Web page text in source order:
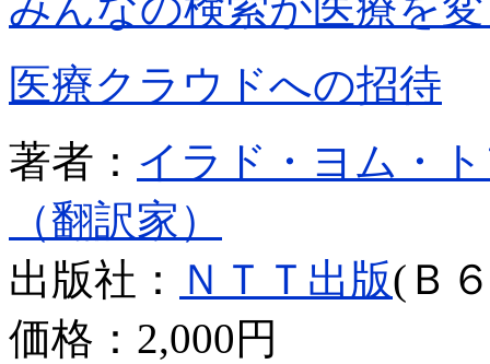
医療クラウドへの招待
著者： イラド・ヨム・
（翻訳家）
出版社：
ＮＴＴ出版(Ｂ
価格： 2,000円